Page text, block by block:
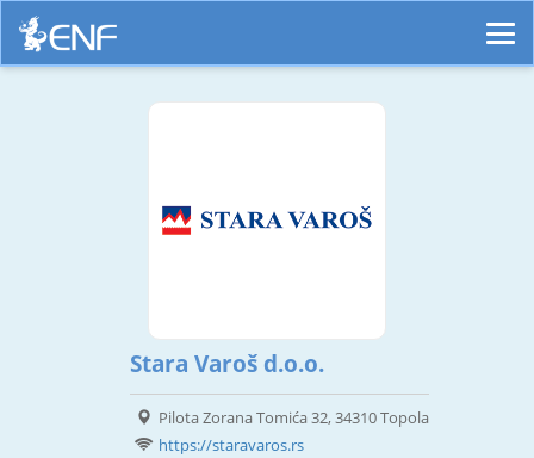
Stara Varoš d.o.o.
Pilota Zorana Tomića 32, 34310 Topola
https://staravaros.rs